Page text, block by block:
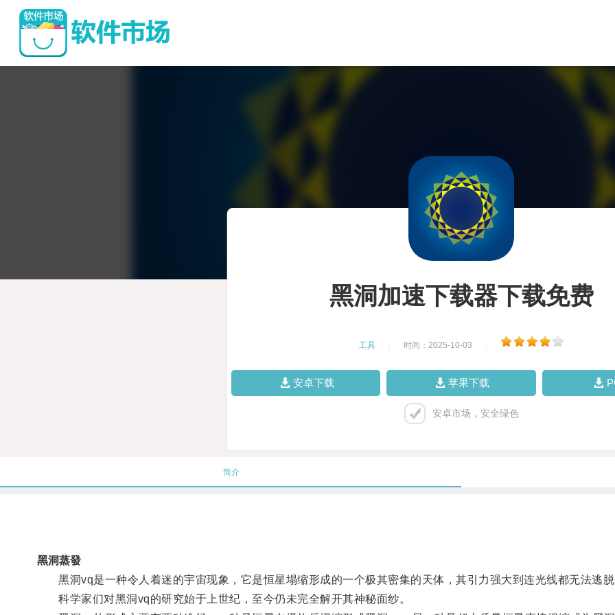
黑洞加速下载器下载免费
工具 时间：2025-10-03
安卓下载 苹果下载
安卓市场，安全绿色
简介
黑洞蒸發
黑洞vq是一种令人着迷的宇宙现象，它是恒星塌缩形成的一个极其密集的天体，其引力强大到连光线都无法逃脱
科学家们对黑洞vq的研究始于上世纪，至今仍未完全解开其神秘面纱。